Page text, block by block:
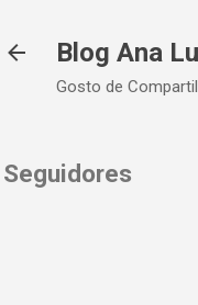
Blog Ana
Gosto de
Seguidores